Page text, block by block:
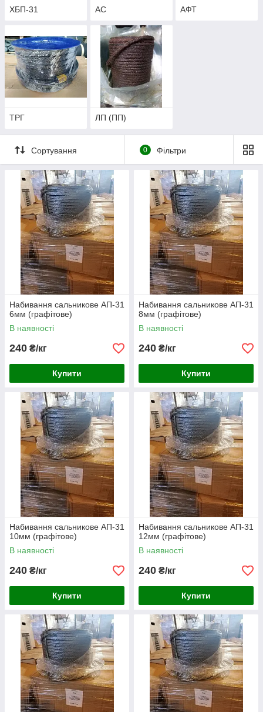
ХБП-31 АС АФТ
ТРГ ЛП (ПП)
Сортування 0 Фільтри
Набивання сальникове АП-31
6мм (графітове)
В наявності
240 ₴/кг
Купити
Набивання сальникове АП-31
8мм (графітове)
В наявності
240 ₴/кг
Купити
Набивання сальникове АП-31
10мм (графітове)
В наявності
240 ₴/кг
Купити
Набивання сальникове АП-31
12мм (графітове)
В наявності
240 ₴/кг
Купити